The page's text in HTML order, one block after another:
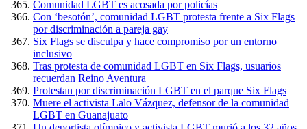
Comunidad LGBT es acosada por policías
Con ‘besotón’, comunidad LGBT protesta frente a Six Flags
por discriminación a pareja gay
Six Flags se disculpa y hace compromiso por un entorno
inclusivo
Tras protesta de comunidad LGBT en Six Flags, usuarios
recuerdan Reino Aventura
Protestan por discriminación LGBT en el parque Six Flags
Muere el activista Lalo Vázquez, defensor de la comunidad
LGBT en Guanajuato